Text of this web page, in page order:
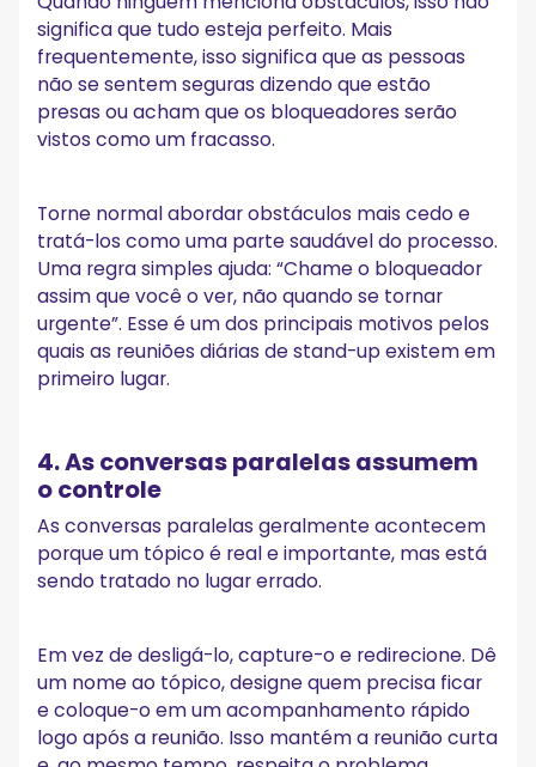
significa que tudo esteja perfeito. Mais
frequentemente, isso significa que as pessoas
não se sentem seguras dizendo que estão
presas ou acham que os bloqueadores serão
vistos como um fracasso.
Torne normal abordar obstáculos mais cedo e
tratá-los como uma parte saudável do processo.
Uma regra simples ajuda: “Chame o bloqueador
assim que você o ver, não quando se tornar
urgente”. Esse é um dos principais motivos pelos
quais as reuniões diárias de stand-up existem em
primeiro lugar.
4. As conversas paralelas assumem
o controle
As conversas paralelas geralmente acontecem
porque um tópico é real e importante, mas está
sendo tratado no lugar errado.
Em vez de desligá-lo, capture-o e redirecione. Dê
um nome ao tópico, designe quem precisa ficar
e coloque-o em um acompanhamento rápido
logo após a reunião. Isso mantém a reunião curta